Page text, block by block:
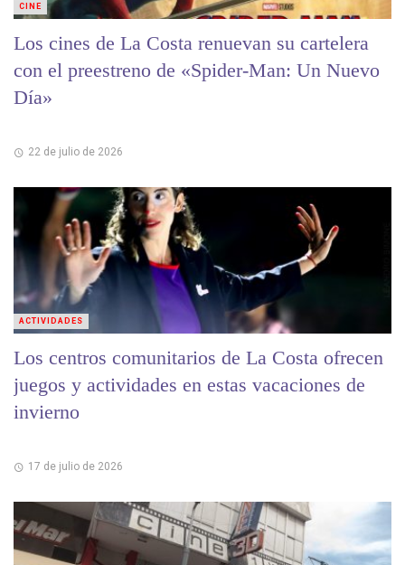
Los cines de La Costa renuevan su cartelera
con el preestreno de «Spider-Man: Un Nuevo
Día»
22 de julio de 2026
CINE
Los centros comunitarios de La Costa ofrecen
juegos y actividades en estas vacaciones de
invierno
17 de julio de 2026
ACTIVIDADES